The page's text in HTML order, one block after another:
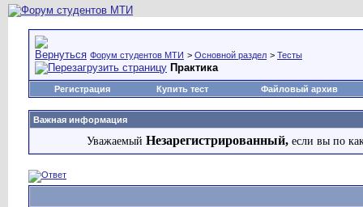
Форум студентов МТИ > Основной раздел > Тесты
Практика
Регистрация Купить тест Файловый архив
Важная информация
Уважаемый Незарегистрированный, если вы по